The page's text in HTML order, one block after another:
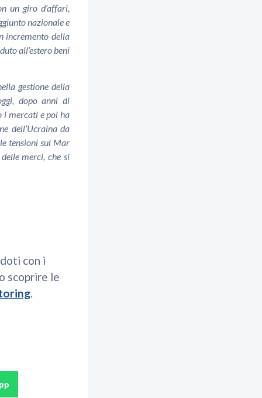
un giro d’affari,
nazionale e
incremento della
all’estero beni
gestione della
dopo anni di
i mercati e poi ha
dell’Ucraina da
tensioni sul Mar
merci, che si
con i
o scoprire le
.